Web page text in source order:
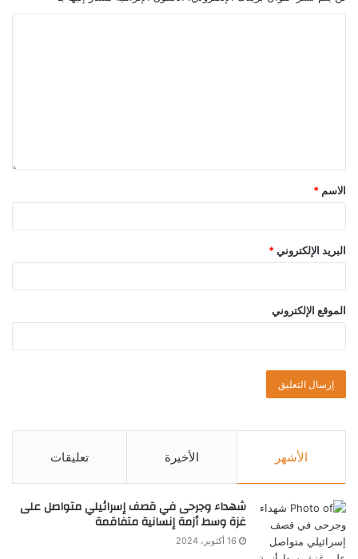
الاسم *
البريد الإلكتروني *
الموقع الإلكتروني
الأشهر الأخيرة تعليقات
شهداء وجرحى في قصف إسرائيلي متواصل على
غزة وسط أزمة إنسانية متفاقمة
16 أكتوبر، 2024